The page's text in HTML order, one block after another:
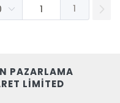
1
PAZARLAMA
LİMİTED